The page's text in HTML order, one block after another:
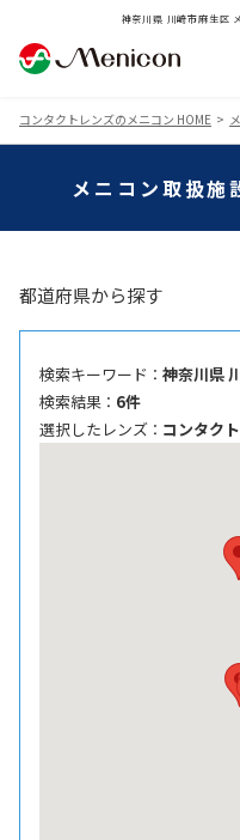
神奈川県 川崎市麻生区
コンタクトレンズのメニコン HOME
メニコン取扱
都道府県から探す
検索キーワード ： 神奈川県
検索結果 ： 6件
選択したレンズ ： コンタク